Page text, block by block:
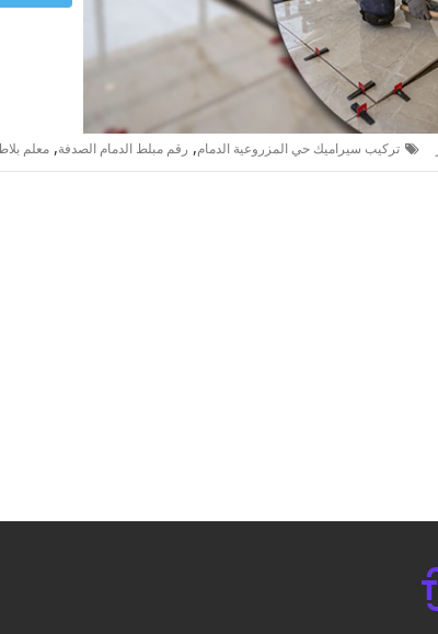
تركيب سيراميك حي المزروعية الدمام, رقم مبلط الدمام الصدفة, معلم